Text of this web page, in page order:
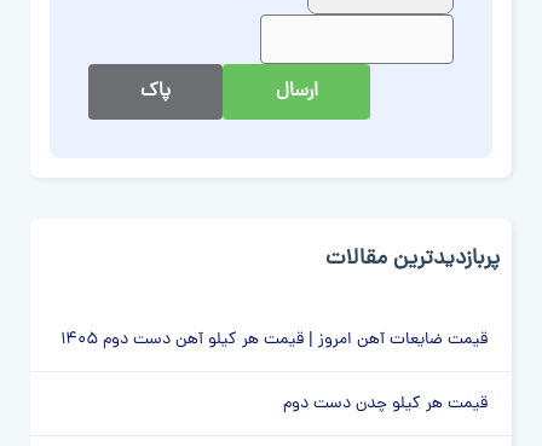
پربازدیدترین مقالات
قیمت ضایعات آهن امروز | قیمت هر کیلو آهن دست دوم 1405
قیمت هر کیلو چدن دست دوم
ارسال پاک